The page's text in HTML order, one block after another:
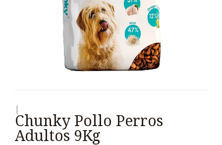
Chunky Pollo Perros
Adultos 9Kg